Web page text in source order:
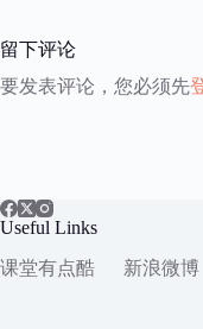
留下评论
要发表评论，您必须先
Useful Links
课堂有点酷
新浪微博